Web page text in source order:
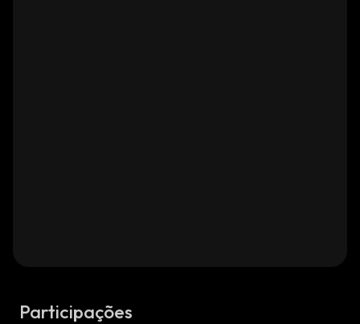
Participações